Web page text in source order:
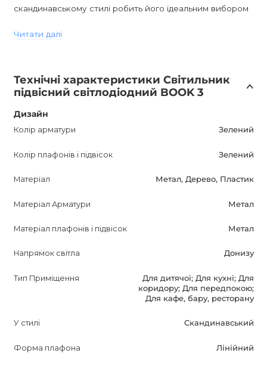
скандинавському стилі робить його ідеальним вибором
навіть для кафе, бару, ресторану. Світильник
Не пропустіть можливість придбати цей унікальний
підвісний світильник BOOK 3 довжиною 60 см будь-
якого кольору за привабливою ціною. Зверніться до
моделі!
Читати далі
Технічні характеристики Світильник
підвісний світлодіодний BOOK 3
Дизайн
Колір арматури Зелений
Колір плафонів і підвісок Зелений
Матеріал Метал, Дерево, Пластик
Матеріал Арматури Метал
Матеріал плафонів і підвісок Метал
Напрямок світла Донизу
Тип Приміщення
Для дитячої; Для кухні; Для
коридору; Для передпокою;
Для кафе, бару, ресторану
У стилі Скандинавський
Форма плафона Лінійний